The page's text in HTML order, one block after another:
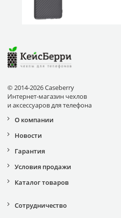
© 2014-2026 Caseberry
Интернет-магазин чехлов
и аксессуаров для телефона
О компании
Новости
Гарантия
Условия продажи
Каталог товаров
Сотрудничество